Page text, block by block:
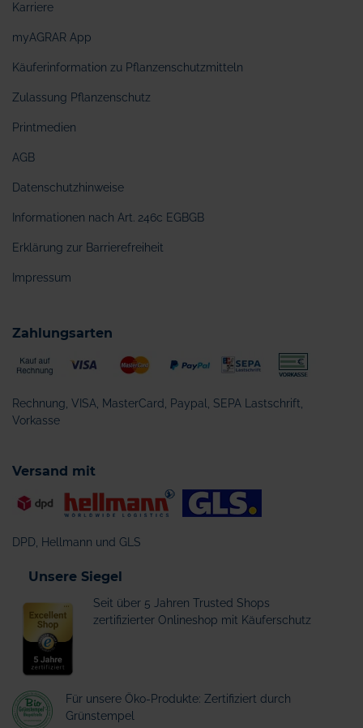
Karriere
myAGRAR App
Käuferinformation zu Pflanzenschutzmitteln
Zulassung Pflanzenschutz
Printmedien
AGB
Datenschutzhinweise
Informationen nach Art. 246c EGBGB
Erklärung zur Barrierefreiheit
Impressum
Zahlungsarten
Rechnung, VISA, MasterCard, Paypal, SEPA Lastschrift,
Vorkasse
Versand mit
DPD, Hellmann und GLS
Unsere Siegel
Seit über 5 Jahren Trusted Shops
zertifizierter Onlineshop mit Käuferschutz
Für unsere Öko-Produkte: Zertifiziert durch
Grünstempel